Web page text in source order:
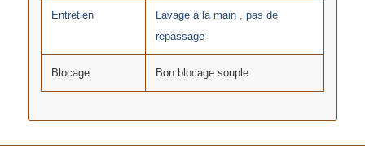
Entretien
Lavage à la main , pas de
repassage
Blocage Bon blocage souple